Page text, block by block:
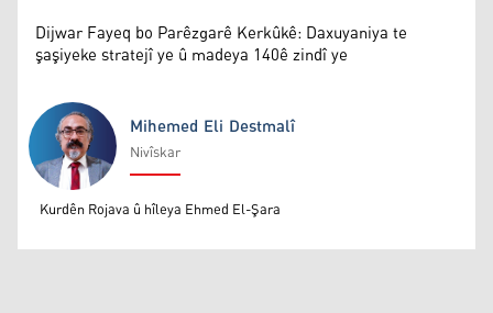
Dijwar Fayeq bo Parêzgarê Kerkûkê: Daxuyaniya te
şaşiyeke stratejî ye û madeya 140ê zindî ye
Mihemed Eli Destmalî
Mihemed Eli Destmalî
Nivîskar
Kurdên Rojava û hîleya Ehmed El-Şara